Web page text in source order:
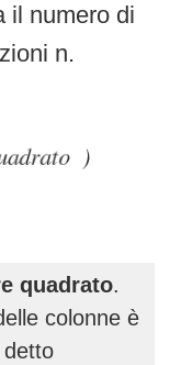
il numero di
n.
quadrato.
colonne è
detto